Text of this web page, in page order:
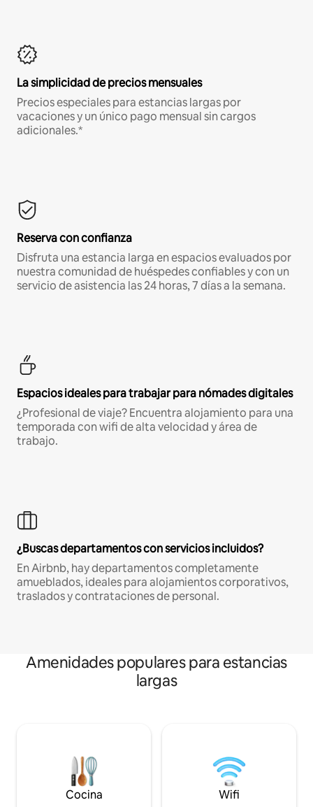
La simplicidad de precios mensuales
Precios especiales para estancias largas por
vacaciones y un único pago mensual sin cargos
adicionales.*
Reserva con confianza
Disfruta una estancia larga en espacios evaluados por
nuestra comunidad de huéspedes confiables y con un
servicio de asistencia las 24 horas, 7 días a la semana.
Espacios ideales para trabajar para nómades digitales
¿Profesional de viaje? Encuentra alojamiento para una
temporada con wifi de alta velocidad y área de
trabajo.
¿Buscas departamentos con servicios incluidos?
En Airbnb, hay departamentos completamente
amueblados, ideales para alojamientos corporativos,
traslados y contrataciones de personal.
Amenidades populares para estancias
largas
Cocina Wifi